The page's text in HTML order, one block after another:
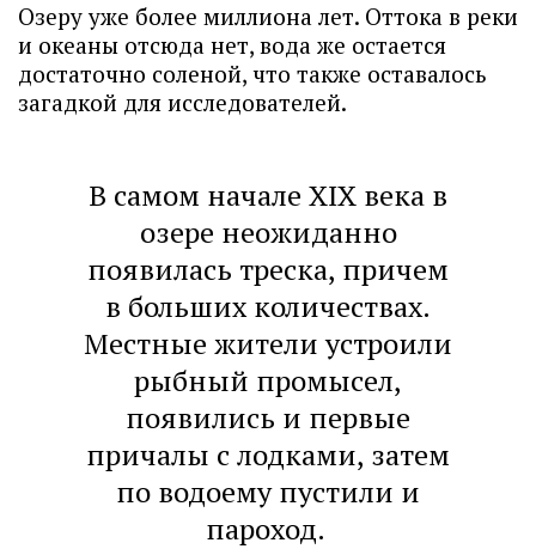
Озеру уже более миллиона лет. Оттока в реки
и океаны отсюда нет, вода же остается
достаточно соленой, что также оставалось
загадкой для исследователей.
В самом начале XIX века в
озере неожиданно
появилась треска, причем
в больших количествах.
Местные жители устроили
рыбный промысел,
появились и первые
причалы с лодками, затем
по водоему пустили и
пароход.